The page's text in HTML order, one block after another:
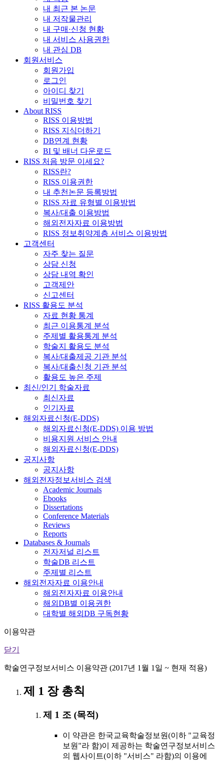
내 최근 본 논문
내 저작물관리
내 구매·신청 현황
내 서비스 사용권한
내 관심 DB
회원서비스
회원가입
로그인
아이디 찾기
비밀번호 찾기
About RISS
RISS 이용방법
RISS 지식더하기
DB연계 현황
BI 및 배너 다운로드
RISS 처음 방문 이세요?
RISS란?
RISS 이용권한
내 추천논문 등록방법
RISS 자료 유형별 이용방법
복사/대출 이용방법
해외전자자료 이용방법
RISS 정보취약계층 서비스 이용방법
고객센터
자주 찾는 질문
상담 신청
상담 내역 확인
고객제안
신고센터
RISS 활용도 분석
자료 현황 통계
최근 이용통계 분석
주제별 활용통계 분석
학술지 활용도 분석
복사/대출제공 기관 분석
복사/대출신청 기관 분석
활용도 높은 주제
최신/인기 학술자료
최신자료
인기자료
해외자료신청(E-DDS)
해외자료신청(E-DDS) 이용 방법
비용지원 서비스 안내
해외자료신청(E-DDS)
공지사항
공지사항
해외전자정보서비스 검색
Academic Journals
Ebooks
Dissertations
Conference Materials
Reviews
Reports
Databases & Journals
전자저널 리스트
학술DB 리스트
주제별 리스트
해외전자자료 이용안내
해외전자자료 이용안내
해외DB별 이용권한
대학별 해외DB 구독현황
이용약관
닫기
학술연구정보서비스 이용약관 (2017년 1월 1일 ~ 현재 적용)
제 1 장 총칙
제 1 조 (목적)
이 약관은 한국교육학술정보원(이하 "교육정
보원"라 함)이 제공하는 학술연구정보서비스
의 웹사이트(이하 "서비스" 라함)의 이용에